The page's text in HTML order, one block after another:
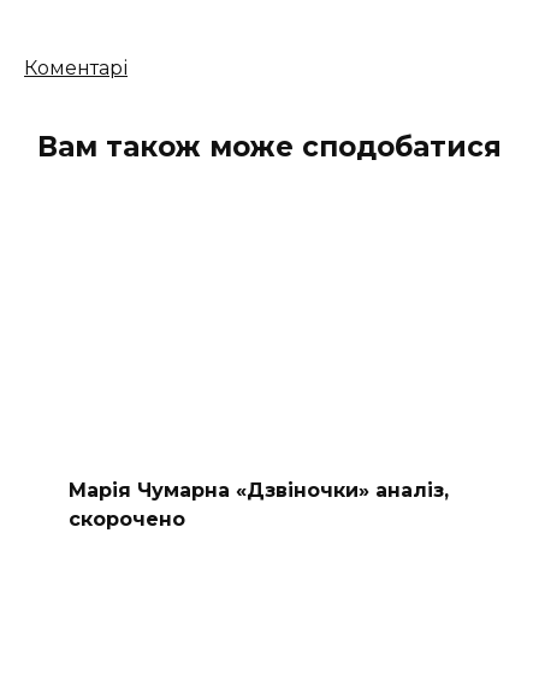
Кількість
Коментарі
Вам також може сподобатися
Марія Чумарна «Дзвіночки» аналіз,
скорочено